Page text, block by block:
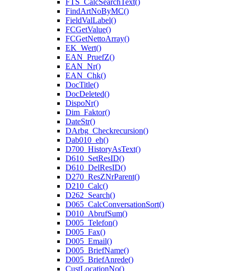
FTS_CalcSearchText()
FindArtNoByMC()
FieldValLabel()
FCGetValue()
FCGetNettoArray()
EK_Wert()
EAN_PruefZ()
EAN_Nr()
EAN_Chk()
DocTitle()
DocDeleted()
DispoNr()
Dim_Faktor()
DateStr()
DArbg_Checkrecursion()
Dab010_eh()
D700_HistoryAsText()
D610_SetResID()
D610_DelResID()
D270_ResZNrParent()
D210_Calc()
D262_Search()
D065_CalcConversationSort()
D010_AbrufSum()
D005_Telefon()
D005_Fax()
D005_Email()
D005_BriefName()
D005_BriefAnrede()
CustLocationNo()